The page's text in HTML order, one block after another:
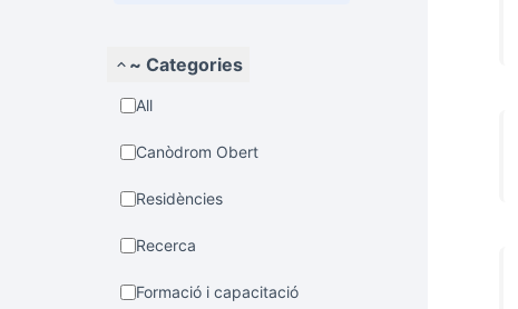
~ Categories
All
Canòdrom Obert
Residències
Recerca
Formació i capacitació